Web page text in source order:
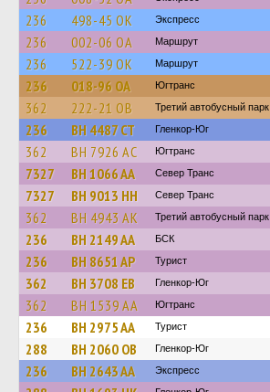
236 498-45 ОК Экспресс
236 002-06 ОА Маршрут
236 522-39 ОК Маршрут
236 018-96 ОА Югтранс
362 222-21 ОВ Третий автобусный парк
236 BH 4487 CT Гленкор-Юг
362 BH 7926 AC Югтранс
7327 BH 1066 AA Север Транс
7327 BH 9013 HH Север Транс
362 BH 4943 AK Третий автобусный парк
236 BH 2149 AA БСК
236 BH 8651 AP Турист
362 BH 3708 EB Гленкор-Юг
362 BH 1539 AA Югтранс
236 BH 2975 AA Турист
288 BH 2060 OB Гленкор-Юг
236 BH 2643 AA Экспресс